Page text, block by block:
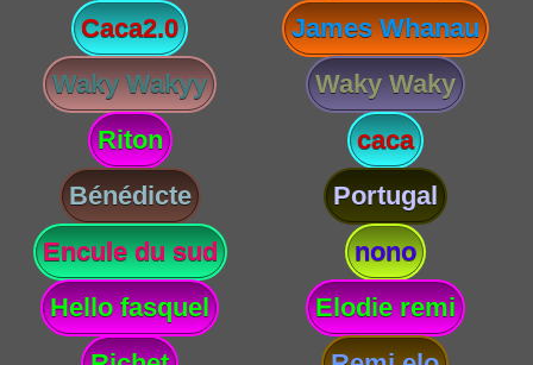
Caca2.0
James Whanau
Waky Wakyy
Waky Waky
Riton
caca
Bénédicte
Portugal
Encule du sud
nono
Hello fasquel
Elodie remi